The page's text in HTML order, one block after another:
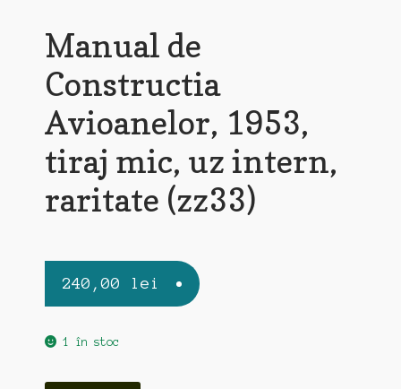
Manual de
Constructia
Avioanelor, 1953,
tiraj mic, uz intern,
raritate (zz33)
240,00 lei
1 în stoc